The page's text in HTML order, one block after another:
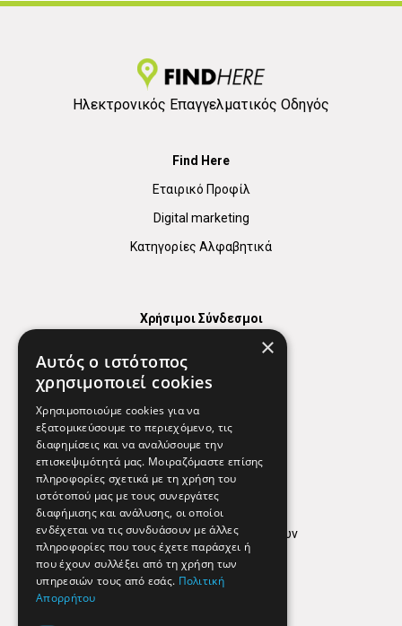
Ηλεκτρονικός Επαγγελματικός Οδηγός
Find Here
Εταιρικό Προφίλ
Digital marketing
Κατηγορίες Αλφαβητικά
Χρήσιμοι Σύνδεσμοι
Χρήσιμα Τηλέφωνα
Εφημερεύοντα Φαρμακεία
Απόρρητο
Όροι Χρήσης
Πολιτική προστασίας δεδομένων
Findhere
×
Αυτός ο ιστότοπος
χρησιμοποιεί cookies
Χρησιμοποιούμε cookies για να
εξατομικεύσουμε το περιεχόμενο, τις
διαφημίσεις και να αναλύσουμε την
επισκεψιμότητά μας. Μοιραζόμαστε επίσης
πληροφορίες σχετικά με τη χρήση του
ιστότοπού μας με τους συνεργάτες
διαφήμισης και ανάλυσης, οι οποίοι
ενδέχεται να τις συνδυάσουν με άλλες
πληροφορίες που τους έχετε παράσχει ή
που έχουν συλλέξει από τη χρήση των
υπηρεσιών τους από εσάς. Πολιτική
Απορρήτου